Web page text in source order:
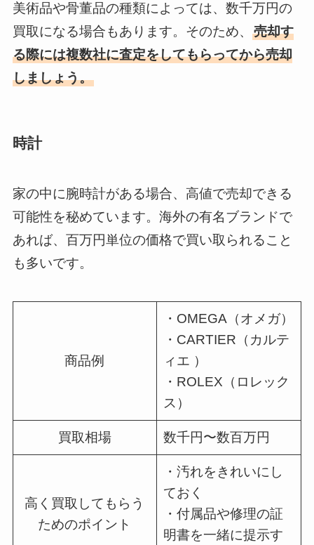
美術品や骨董品の種類によっては、数千万円の
買取になる場合もあります。そのため、 売却す
る際には複数社に査定をしてもらってから売却
しましょう。
時計
家の中に腕時計がある場合、高値で売却できる
可能性を秘めています。海外の有名ブランドで
あれば、百万円単位の価格で買い取られること
も多いです。
商品例
・OMEGA（オメガ）
・CARTIER（カルテ
ィエ ）
・ROLEX（ロレック
ス）
買取相場 数千円〜数百万円
高く買取してもらう
ためのポイント
・汚れをきれいにし
ておく
・付属品や修理の証
明書を一緒に提示す